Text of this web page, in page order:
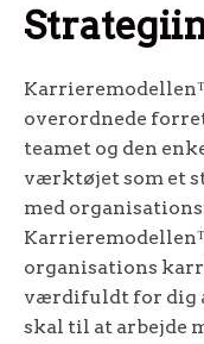
overordnede
teamet og den
værktøjet som et
med
organisations
værdifuldt for dig
skal til at arbejde